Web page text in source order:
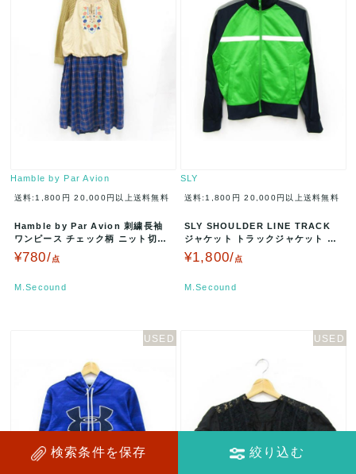
Hamble by Par Avion
送料:1,800円 20,000円以上送料無料
Hamble by Par Avion 刺繍長袖
ワンピース チェック柄 ニット切替
サイズF ベージ…
¥780/点
M.Secound
SLY
送料:1,800円 20,000円以上送料無料
SLY SHOULDER LINE TRACK
ジャケット トラックジャケット ジ
ャージ サイズF …
¥1,800/点
M.Secound
検索条件を保存 絞り込む